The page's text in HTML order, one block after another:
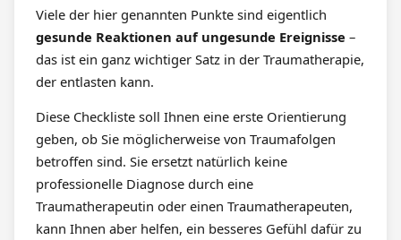
Viele der hier genannten Punkte sind eigentlich
gesunde Reaktionen auf ungesunde Ereignisse –
das ist ein ganz wichtiger Satz in der Traumatherapie,
der entlasten kann.
Diese Checkliste soll Ihnen eine erste Orientierung
geben, ob Sie möglicherweise von Traumafolgen
betroffen sind. Sie ersetzt natürlich keine
professionelle Diagnose durch eine
Traumatherapeutin oder einen Traumatherapeuten,
kann Ihnen aber helfen, ein besseres Gefühl dafür zu